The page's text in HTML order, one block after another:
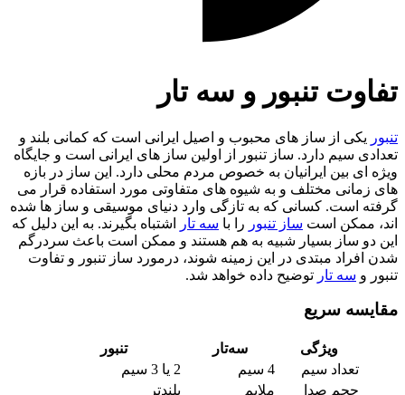
تفاوت تنبور و سه تار
تنبور یکی از ساز های محبوب و اصیل ایرانی است که کمانی بلند و
تعدادی سیم دارد. ساز تنبور از اولین ساز های ایرانی است و جایگاه
ویژه ای بین ایرانیان به خصوص مردم محلی دارد. این ساز در بازه
های زمانی مختلف و به شیوه های متفاوتی مورد استفاده قرار می
گرفته است. کسانی که به تازگی وارد دنیای موسیقی و ساز ها شده
اند، ممکن است ساز تنبور را با سه تار
اشتباه بگیرند. به این دلیل که
این دو ساز بسیار شبیه به هم هستند و ممکن است باعث سردرگم
شدن افراد مبتدی در این زمینه شوند، درمورد ساز تنبور و تفاوت
تنبور و سه تار توضیح داده خواهد شد.
مقایسه سریع
ویژگی سه‌تار
تنبور
تعداد سیم
4 سیم
2 یا 3 سیم
حجم صدا
ملایم بلندتر